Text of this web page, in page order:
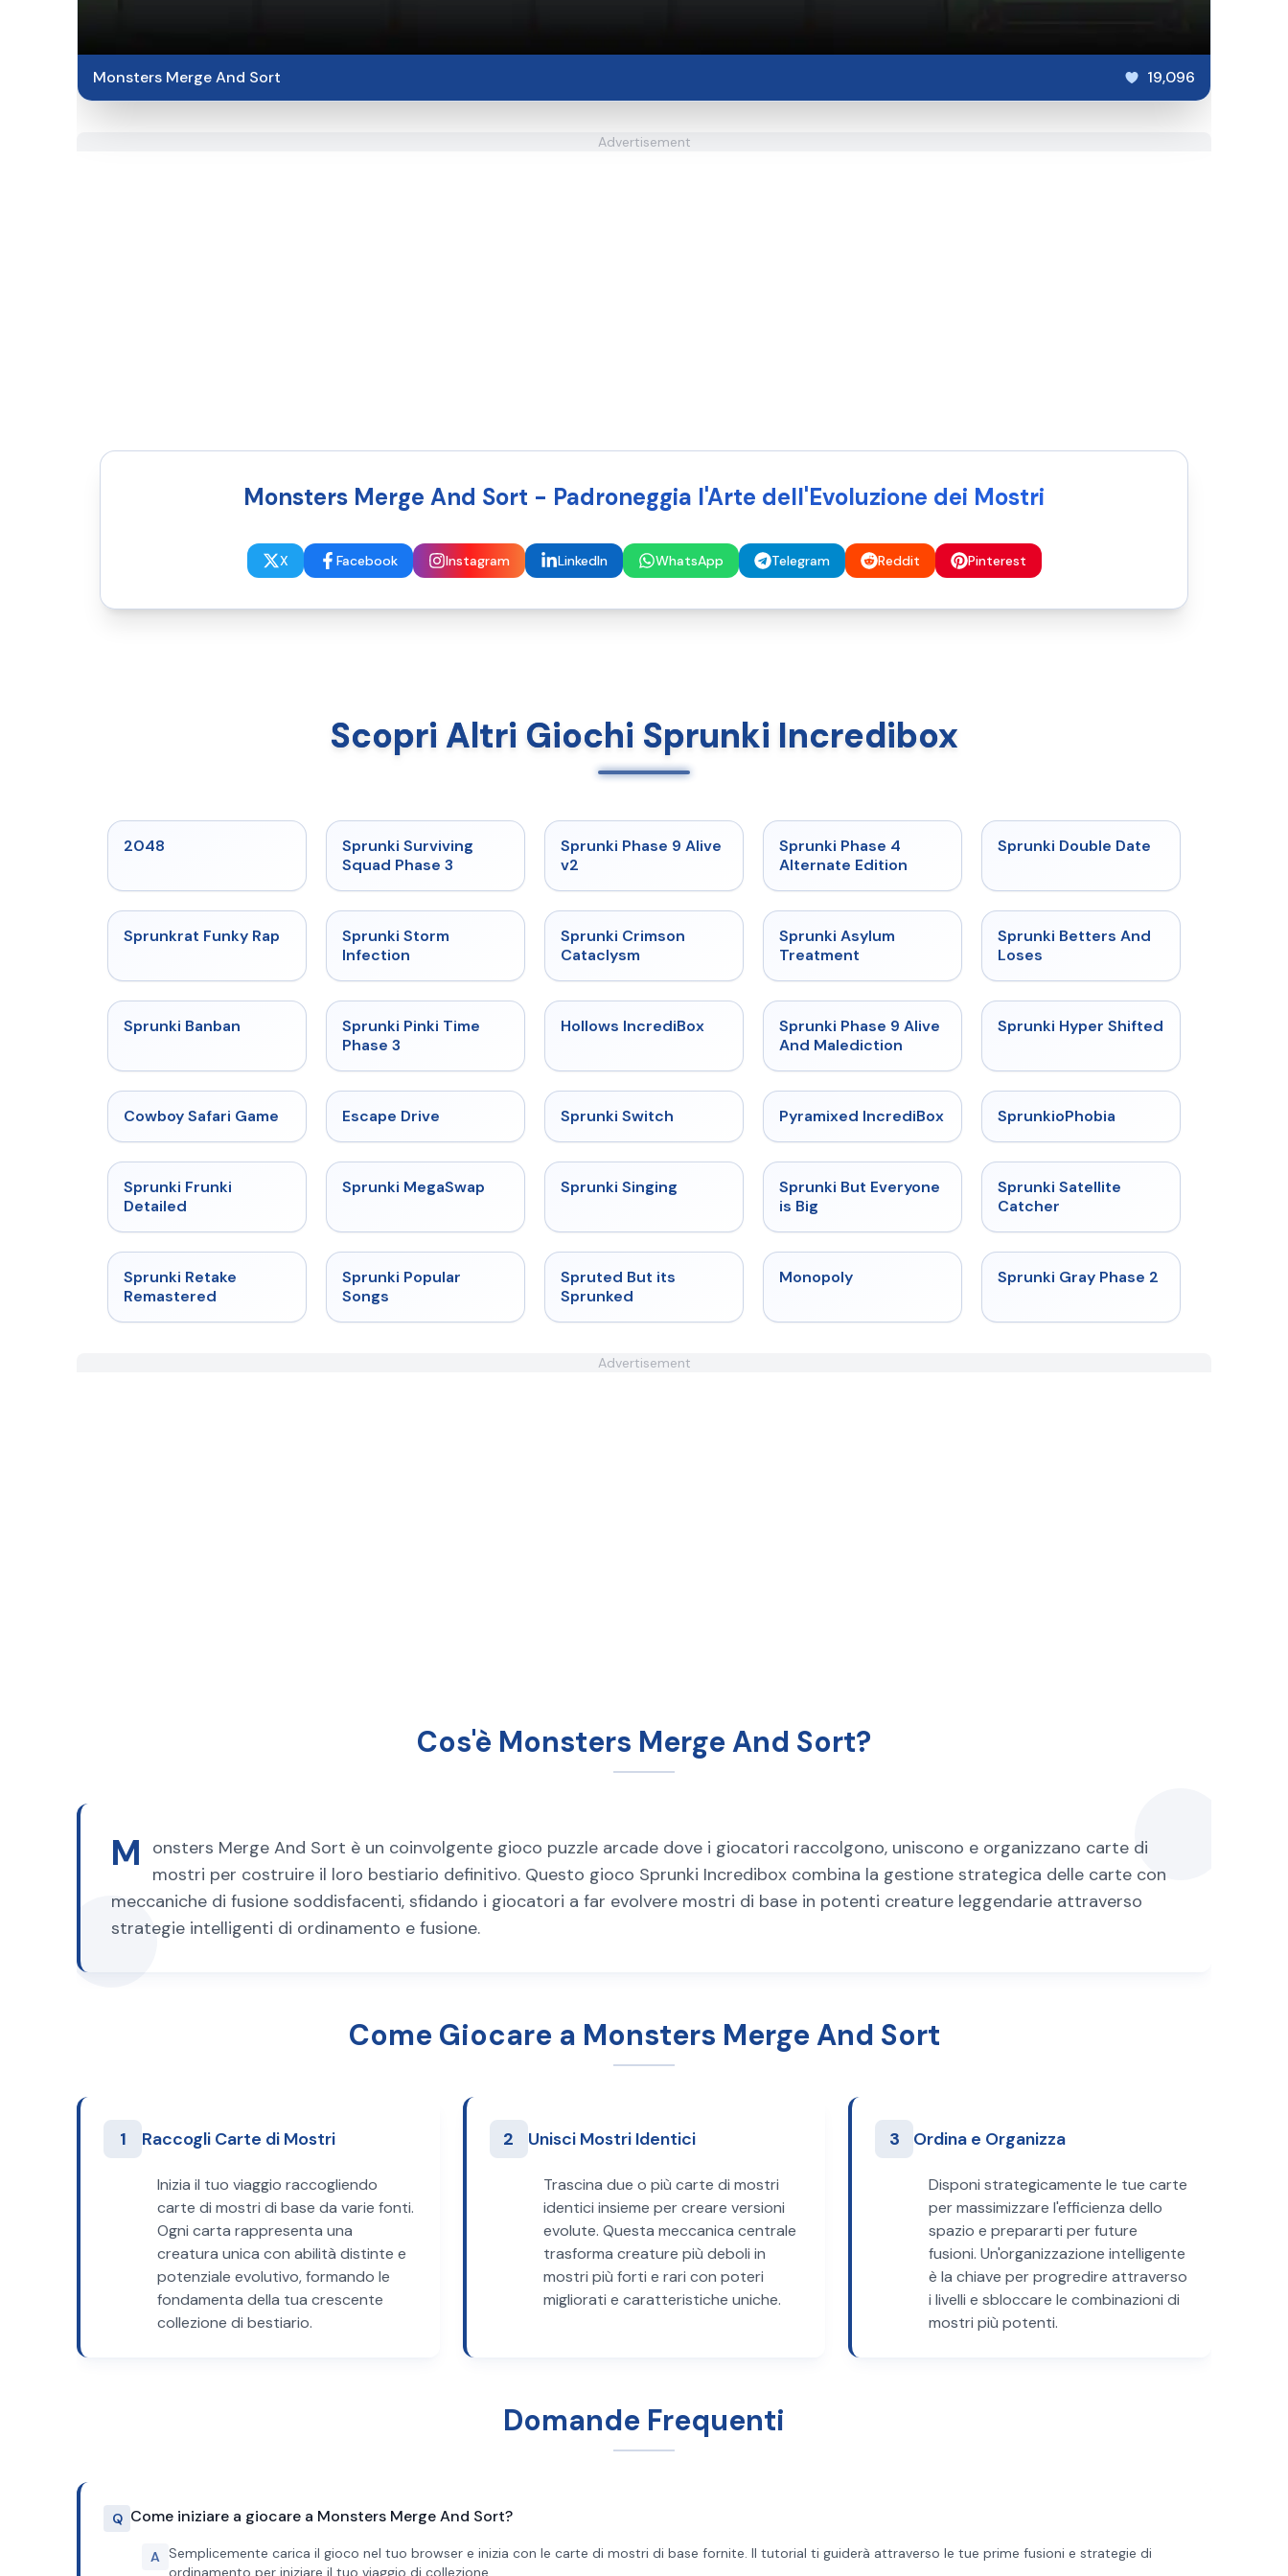
Monsters Merge And Sort 19,096
Advertisement
Monsters Merge And Sort - Padroneggia l'Arte dell'Evoluzione dei Mostri
X Facebook Instagram LinkedIn WhatsApp Telegram Reddit Pinterest
Scopri Altri Giochi Sprunki Incredibox
2048 ★
Sprunki Surviving
Squad Phase 3
★ 4.6
Sprunki Phase 9 Alive
v2
Sprunki Phase 4
Alternate Edition
★ 4.5
Sprunki Double Date
★ 4.7
Sprunkrat Funky Rap
Sprunki Storm
Infection
Sprunki Crimson
Cataclysm
Sprunki Asylum
Treatment
★ 4.6
Sprunki Betters And
Loses
Sprunki Banban ★
Sprunki Pinki Time
Phase 3
★ 4.3
Hollows IncrediBox ★ 4.4
Sprunki Phase 9 Alive
And Malediction
★ 4.5
Sprunki Hyper Shifted
★
Cowboy Safari Game Escape Drive Sprunki Switch ★ 4.6
Pyramixed IncrediBox SprunkioPhobia
Sprunki Frunki
Detailed
★ 4.5
Sprunki MegaSwap Sprunki Singing ★ 4.5
Sprunki But Everyone
is Big
Sprunki Satellite
Catcher
Sprunki Retake
Remastered
Sprunki Popular
Songs
Spruted But its
Sprunked
Monopoly ★ 4.4
Sprunki Gray Phase 2
Advertisement
Cos'è Monsters Merge And Sort?
M
onsters Merge And Sort è un coinvolgente gioco puzzle arcade dove i giocatori raccolgono, uniscono e organizzano carte di
mostri per costruire il loro bestiario definitivo. Questo gioco Sprunki Incredibox combina la gestione strategica delle carte con
meccaniche di fusione soddisfacenti, sfidando i giocatori a far evolvere mostri di base in potenti creature leggendarie attraverso
strategie intelligenti di ordinamento e fusione.
Come Giocare a Monsters Merge And Sort
1 Raccogli Carte di Mostri
Inizia il tuo viaggio raccogliendo
carte di mostri di base da varie fonti.
Ogni carta rappresenta una
creatura unica con abilità distinte e
potenziale evolutivo, formando le
fondamenta della tua crescente
collezione di bestiario.
2 Unisci Mostri Identici
Trascina due o più carte di mostri
identici insieme per creare versioni
evolute. Questa meccanica centrale
trasforma creature più deboli in
mostri più forti e rari con poteri
migliorati e caratteristiche uniche.
3 Ordina e Organizza
Disponi strategicamente le tue carte
per massimizzare l'efficienza dello
spazio e prepararti per future
fusioni. Un'organizzazione intelligente
è la chiave per progredire attraverso
i livelli e sbloccare le combinazioni di
mostri più potenti.
Domande Frequenti
Q Come iniziare a giocare a Monsters Merge And Sort?
A Semplicemente carica il gioco nel tuo browser e inizia con le carte di mostri di base fornite. Il tutorial ti guiderà attraverso le tue prime fusioni e strategie di
ordinamento per iniziare il tuo viaggio di collezione.